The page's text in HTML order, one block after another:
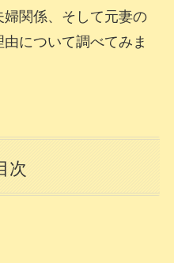
関係、そして元妻の
について調べてみま
次